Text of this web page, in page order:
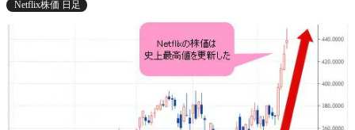
Netflix株価 日足